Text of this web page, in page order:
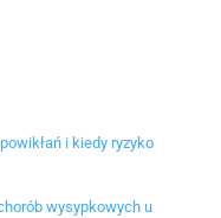
i kiedy ryzyko
wysypkowych u